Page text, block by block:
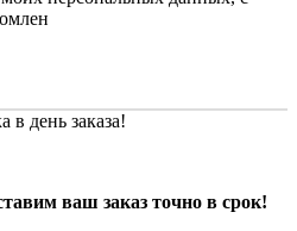
в день заказа!
ваш заказ точно в срок!